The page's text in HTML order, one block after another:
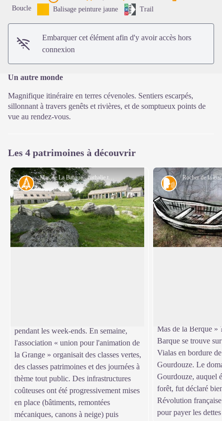
Voir l'image en plein écran
Boucle
Balisage peinture jaune Trail
Embarquer cet élément afin d'y avoir accès hors
connexion
Un autre monde
Magnifique itinéraire en terres cévenoles. Sentiers escarpés,
sillonnant à travers genêts et rivières, et de somptueux points de
vue au rendez-vous.
Les 4 patrimoines à découvrir
Mas de La Barque - nathalie.thomas
Histoire
pendant les week-ends. En semaine,
l'association « union pour l'animation de
la Grange » organisait des classes vertes,
des classes patrimoines et des journées à
thème tout public. Des infrastructures
coûteuses ont été progressivement mises
en place (bâtiments, remontées
mécaniques, canons à neige) puis
Tradition
Mas de la Berque »
Barque se trouve
Vialas en bordure
Gourdouze. Le
Gourdouze, auquel
forêt, fut déclaré
Révolution
pour payer les